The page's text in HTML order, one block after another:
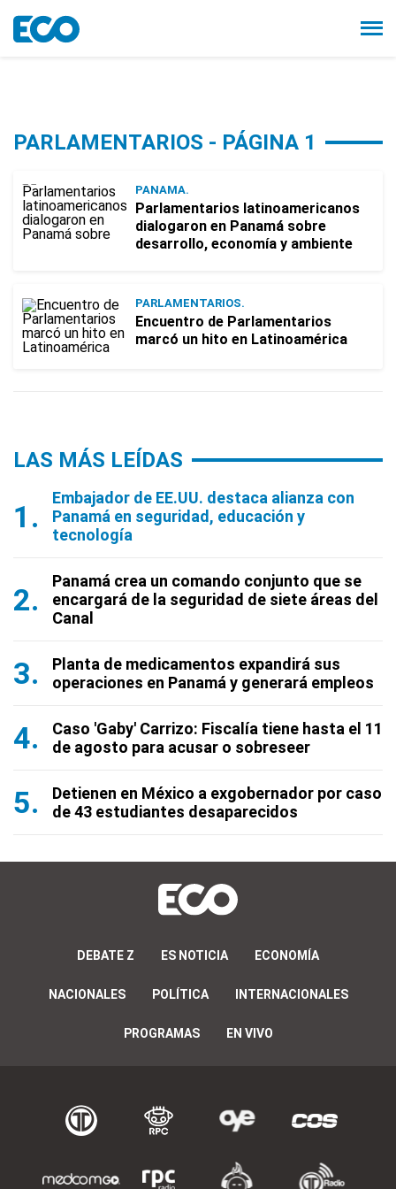
PARLAMENTARIOS - PÁGINA 1
PANAMA.
Parlamentarios latinoamericanos
dialogaron en Panamá sobre
desarrollo, economía y ambiente
PARLAMENTARIOS.
Encuentro de Parlamentarios
marcó un hito en Latinoamérica
LAS MÁS LEÍDAS
Embajador de EE.UU. destaca alianza con
Panamá en seguridad, educación y
tecnología
Panamá crea un comando conjunto que se
encargará de la seguridad de siete áreas del
Canal
Planta de medicamentos expandirá sus
operaciones en Panamá y generará empleos
Caso 'Gaby' Carrizo: Fiscalía tiene hasta el 11
de agosto para acusar o sobreseer
Detienen en México a exgobernador por caso
de 43 estudiantes desaparecidos
DEBATE Z ES NOTICIA ECONOMÍA
NACIONALES POLÍTICA INTERNACIONALES
PROGRAMAS EN VIVO